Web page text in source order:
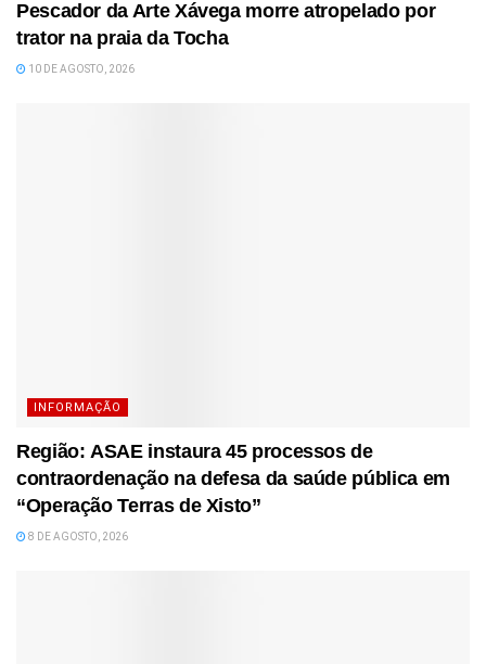
Pescador da Arte Xávega morre atropelado por
trator na praia da Tocha
10 DE AGOSTO, 2026
INFORMAÇÃO
Região: ASAE instaura 45 processos de
contraordenação na defesa da saúde pública em
“Operação Terras de Xisto”
8 DE AGOSTO, 2026